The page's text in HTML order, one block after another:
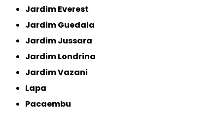
Jardim Everest
Jardim Guedala
Jardim Jussara
Jardim Londrina
Jardim Vazani
Lapa
Pacaembu